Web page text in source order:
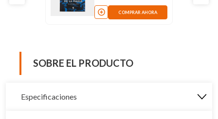
COMPRAR AHORA
SOBRE EL PRODUCTO
Especificaciones